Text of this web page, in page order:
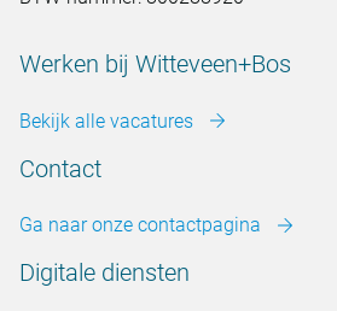
Werken bij Witteveen+Bos
Bekijk alle vacatures
Contact
Ga naar onze contactpagina
Digitale diensten